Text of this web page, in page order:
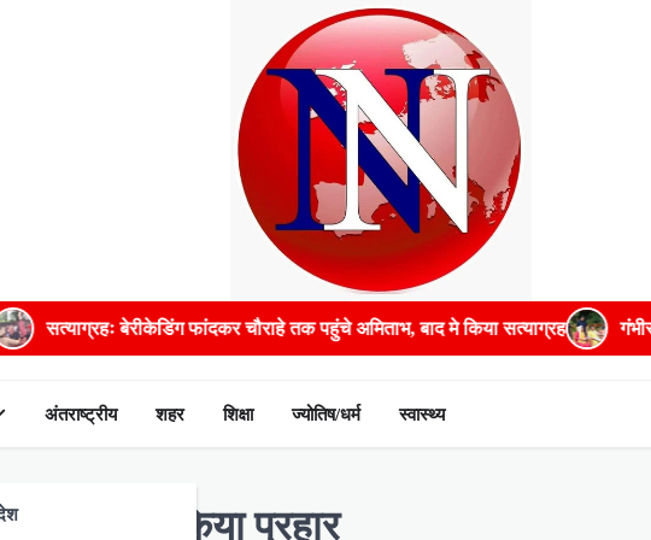
चौराहे तक पहुंचे अमिताभ, बाद मे किया सत्याग्रह गंभीर बीमारियों के इलाज में
अंतराष्ट्रीय शहर शिक्षा ज्योतिष/धर्म स्वास्थ्य
पर किया प्रहार